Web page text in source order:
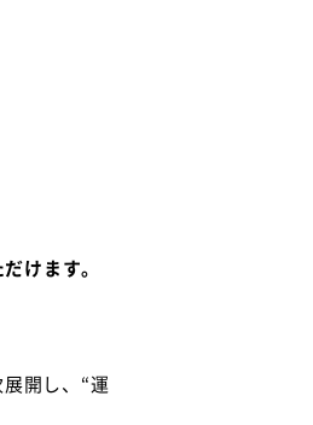
けます。
開し、“運